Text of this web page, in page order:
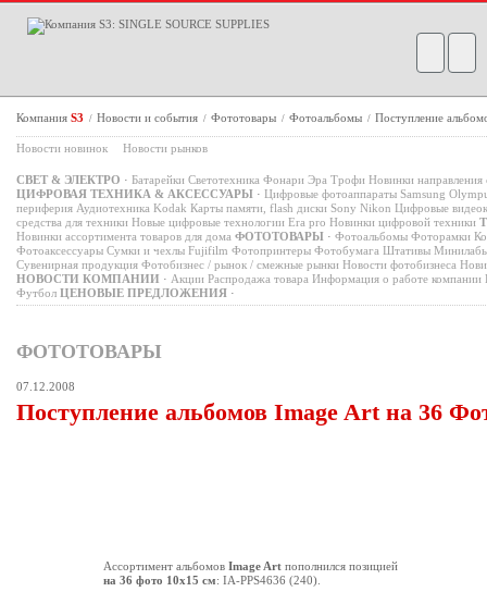
Компания S3 / Новости и события / Фототовары / Фотоальбомы / Поступление
Новости новинок Новости рынков
СВЕТ & ЭЛЕКТРО · Батарейки Светотехника Фонари Эра Трофи Новинки направления
ЦИФРОВАЯ ТЕХНИКА & АКСЕССУАРЫ · Цифровые фотоаппараты Samsung
периферия Аудиотехника Kodak Карты памяти, flash диски Sony Nikon Цифровые
средства для техники Новые цифровые технологии Era pro Новинки цифровой техники
Новинки ассортимента товаров для дома ФОТОТОВАРЫ · Фотоальбомы Фоторамки
Фотоаксессуары Сумки и чехлы Fujifilm Фотопринтеры Фотобумага Штативы
Сувенирная продукция Фотобизнес / рынок / смежные рынки Новости фотобизнеса
НОВОСТИ КОМПАНИИ · Акции Распродажа товара Информация о работе компании
Футбол ЦЕНОВЫЕ ПРЕДЛОЖЕНИЯ ·
ФОТОТОВАРЫ
07.12.2008
Поступление альбомов Image Art на 36
Ассортимент альбомов Image Art пополнился позицией
на 36 фото 10х15 см: IA-PPS4636 (240).